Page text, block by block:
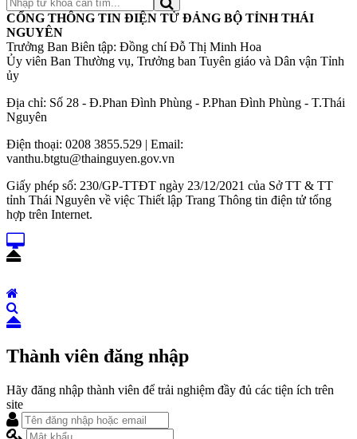
CỔNG THÔNG TIN ĐIỆN TỬ ĐẢNG BỘ TỈNH THÁI
NGUYÊN
Trưởng Ban Biên tập: Đồng chí Đỗ Thị Minh Hoa
Ủy viên Ban Thường vụ, Trưởng ban Tuyên giáo và Dân vận Tỉnh
ủy
Địa chỉ: Số 28 - Đ.Phan Đình Phùng - P.Phan Đình Phùng - T.Thái
Nguyên
Điện thoại: 0208 3855.529 | Email:
vanthu.btgtu@thainguyen.gov.vn
Giấy phép số: 230/GP-TTĐT ngày 23/12/2021 của Sở TT & TT
tỉnh Thái Nguyên về việc Thiết lập Trang Thông tin điện tử tổng
hợp trên Internet.
Thành viên đăng nhập
Hãy đăng nhập thành viên để trải nghiệm đầy đủ các tiện ích trên
site